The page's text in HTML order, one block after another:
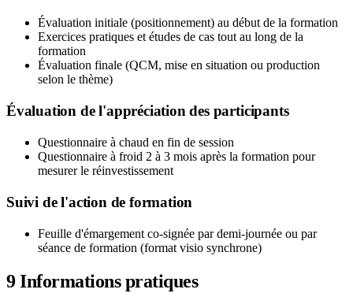
Évaluation initiale (positionnement) au début de la formation
Exercices pratiques et études de cas tout au long de la
formation
Évaluation finale (QCM, mise en situation ou production
selon le thème)
Évaluation de l'appréciation des participants
Questionnaire à chaud en fin de session
Questionnaire à froid 2 à 3 mois après la formation pour
mesurer le réinvestissement
Suivi de l'action de formation
Feuille d'émargement co-signée par demi-journée ou par
séance de formation (format visio synchrone)
9Informations pratiques